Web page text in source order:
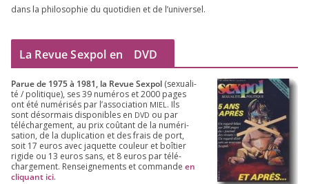
dans la phi­lo­so­phie du quo­ti­dien et de l’universel.
La Revue Sexpol en DVD
Parue de 1975à 1981, la Revue Sex­pol (sexua­li­
té /​ poli­tique), ses39 numé­ros et2000 pages
ont été numé­ri­sés par l’as­so­cia­tion MIEL. Ils
sont désor­mais dis­po­nibles en DVD ou par
télé­char­ge­ment, au prix coû­tant de la numé­ri­
sa­tion, de la dupli­ca­tion et des frais de port,
soit 17 euros avec jaquette cou­leur et boî­tier
rigide ou 13 euros sans, et 8 euros par télé­
char­ge­ment. Ren­sei­gne­ments et com­mande en
cli­quant ici.